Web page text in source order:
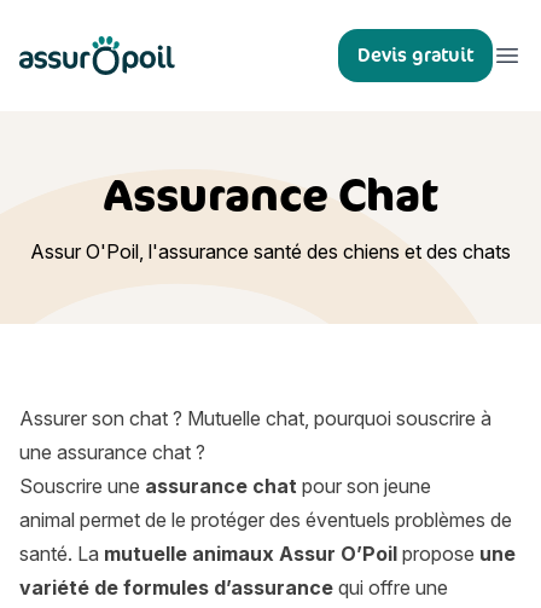
Assur O'Poil Devis gratuit
Assurance Chat
Assur O'Poil, l'assurance santé des chiens et des chats
Assurer son chat ? Mutuelle chat, pourquoi souscrire à
une assurance chat ?
Souscrire une assurance chat pour son jeune
animal permet de le protéger des éventuels problèmes de
santé. La mutuelle animaux Assur O’Poil propose une
variété de formules d’assurance qui offre une